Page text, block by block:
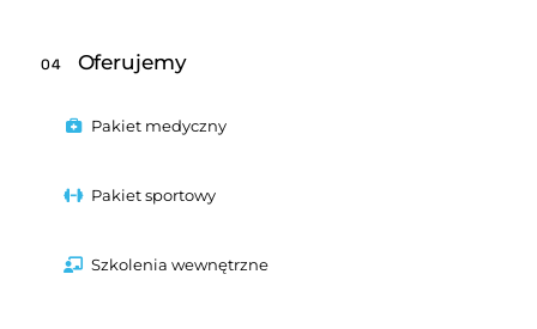
04 Oferujemy
Pakiet medyczny
Pakiet sportowy
Szkolenia wewnętrzne